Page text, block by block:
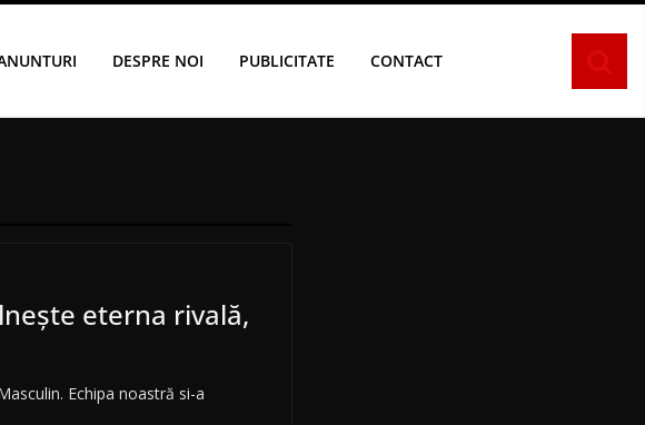
DESPRE NOI PUBLICITATE CONTACT
eterna rivală,
Echipa noastră si-a